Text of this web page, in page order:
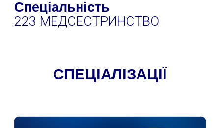
Спеціальність
223 МЕДСЕСТРИНСТВО
СПЕЦІАЛІЗАЦІЇ